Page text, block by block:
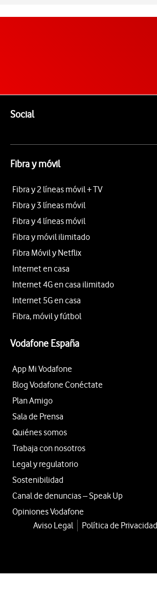
SocialEnlaces a las redes sociales de
Fibra y móvil
Fibra y 2 líneas móvil + TV
Fibra y 3 líneas móvil
Fibra y 4 líneas móvil
Fibra y móvil ilimitado
Fibra Móvil y Netflix
Internet en casa
Internet 4G en casa ilimitado
Internet 5G en casa
Fibra, móvil y fútbol
Vodafone España
App Mi Vodafone
Blog Vodafone Conéctate
Plan Amigo
Sala de Prensa
Quiénes somos
Trabaja con nosotros
Legal y regulatorio
Sostenibilidad
Canal de denuncias – Speak Up
Opiniones Vodafone
Aviso Legal Política de